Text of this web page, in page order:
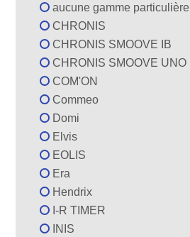
aucune gamme particulière
CHRONIS
CHRONIS SMOOVE IB
CHRONIS SMOOVE UNO
COM'ON
Commeo
Domi
Elvis
EOLIS
Era
Hendrix
I-R TIMER
INIS